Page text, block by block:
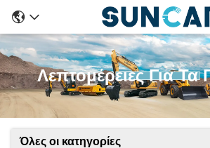
Λεπτομέρειες Για Τα
Όλες οι κατηγορίες